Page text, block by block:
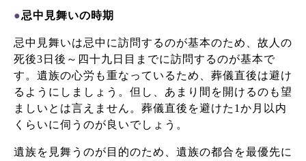
●忌中見舞いの時期
忌中見舞いは忌中に訪問するのが基本のため、故人の
死後3日後～四十九日目までに訪問するのが基本で
す。 遺族の心労も重なっているため、葬儀直後は避け
るようにしましょう。但し、あまり間を開けるのも望
ましいとは言えません。葬儀直後を避けた1か月以内
くらいに伺うのが良いでしょう。
遺族を見舞うのが目的のため、遺族の都合を最優先に